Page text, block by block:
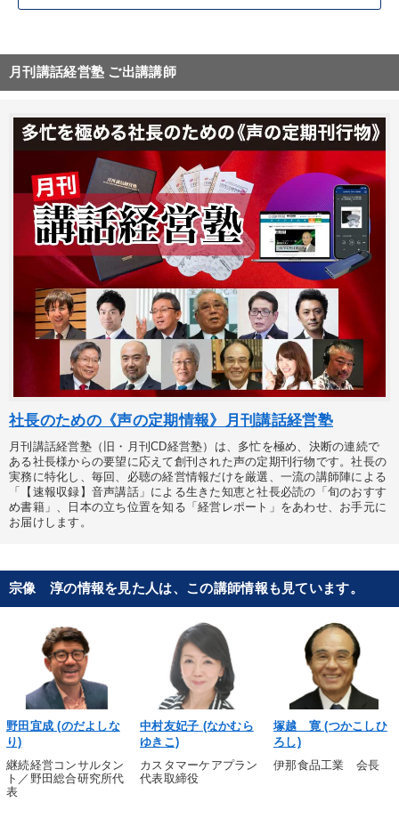
月刊講話経営塾 ご出講講師
社長のための《声の定期情報》月刊講話経営塾
月刊講話経営塾（旧・月刊CD経営塾）は、多忙を極め、決断の連続で
ある社長様からの要望に応えて創刊された声の定期刊行物です。社長の
実務に特化し、毎回、必聴の経営情報だけを厳選、一流の講師陣による
「【速報収録】音声講話」による生きた知恵と社長必読の「旬のおすす
め書籍」、日本の立ち位置を知る「経営レポート」をあわせ、お手元に
お届けします。
宗像 淳の情報を見た人は、この講師情報も見ています。
野田宜成 (のだよしな
り)
継続経営コンサルタン
ト／野田総合研究所代
表
中村友妃子 (なかむら
ゆきこ)
カスタマーケアプラン
代表取締役
塚越 寛 (つかこしひ
ろし)
伊那食品工業 会長